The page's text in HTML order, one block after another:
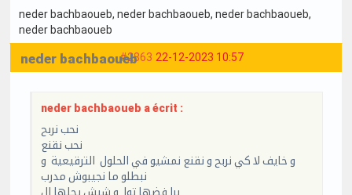
neder bachbaoueb, neder bachbaoueb, neder bachbaoueb,
neder bachbaoueb
#2863 22-12-2023 10:57
neder bachbaoueb
neder bachbaoueb a écrit :
نحب نربح
نحب نقنع
و خايف لا كي نربح و نقنع نمشيو في الحلول الترقيعية و
نبطلو ما نجيبوش مدرب
برا فضها توا و شبش يحلها ال